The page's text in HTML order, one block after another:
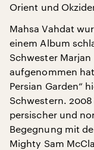
Orient und
Mahsa Vahdat
einem Album
Schwester
aufgenommen
Persian Garden“
Schwestern.
persischer und
Begegnung mit
Mighty Sam